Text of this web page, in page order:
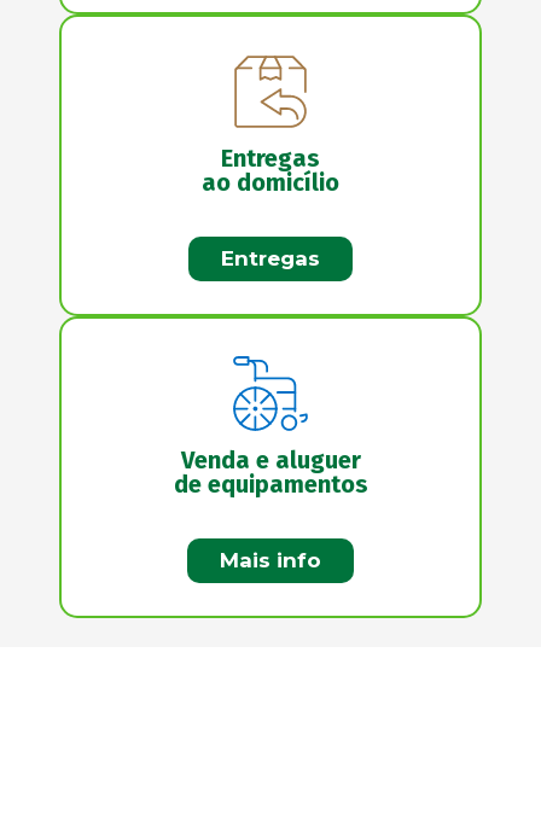
Entregas
ao domicílio
Entregas
Venda e aluguer
de equipamentos
Mais info